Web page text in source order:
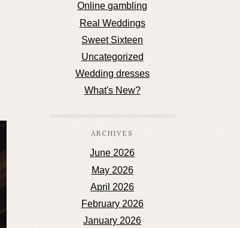
Online gambling
Real Weddings
Sweet Sixteen
Uncategorized
Wedding dresses
What's New?
ARCHIVES
June 2026
May 2026
April 2026
February 2026
January 2026